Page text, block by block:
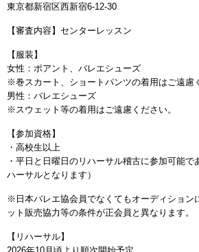
東京都新宿区西新宿6-12-30
【審査内容】センターレッスン
【服装】
女性：ポアント、バレエシューズ
※巻スカート、ショートパンツの着用はご遠慮
男性：バレエシューズ
※スウェット等の着用はご遠慮ください。
【参加資格】
・高校生以上
・平日と日曜日のリハーサル稽古に参加可能で
ハーサルとなります）
※日本バレエ協会員でなくてもオーディション
ット販売協力等の条件が正会員と異なります。
【リハーサル】